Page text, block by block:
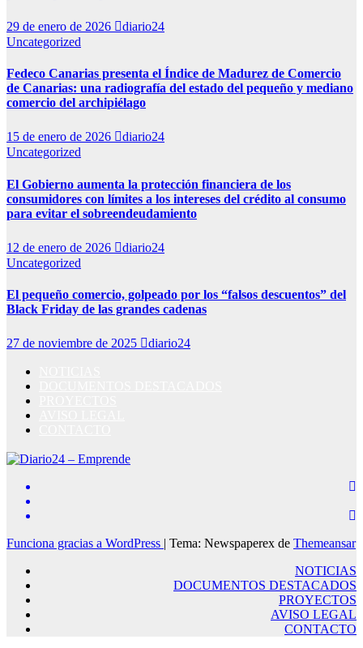
29 de enero de 2026
diario24
Uncategorized
Fedeco Canarias presenta el Índice de Madurez de Comercio
de Canarias: una radiografía del estado del pequeño y mediano
comercio del archipiélago
15 de enero de 2026
diario24
Uncategorized
El Gobierno aumenta la protección financiera de los
consumidores con límites a los intereses del crédito al consumo
para evitar el sobreendeudamiento
12 de enero de 2026
diario24
Uncategorized
El pequeño comercio, golpeado por los “falsos descuentos” del
Black Friday de las grandes cadenas
27 de noviembre de 2025 diario24
Funciona gracias a WordPress | Tema: Newspaperex de Themeansar
NOTICIAS
DOCUMENTOS DESTACADOS
PROYECTOS
AVISO LEGAL
CONTACTO